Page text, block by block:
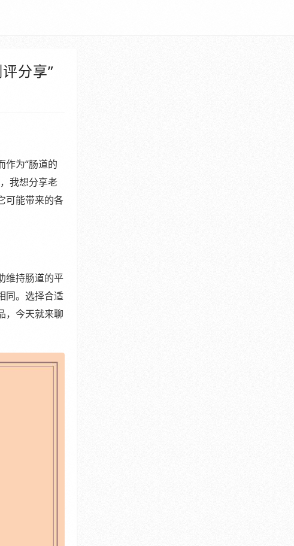
分享”
作为“肠道的
我想分享老
可能带来的各
维持肠道的平
同。选择合适
，今天就来聊